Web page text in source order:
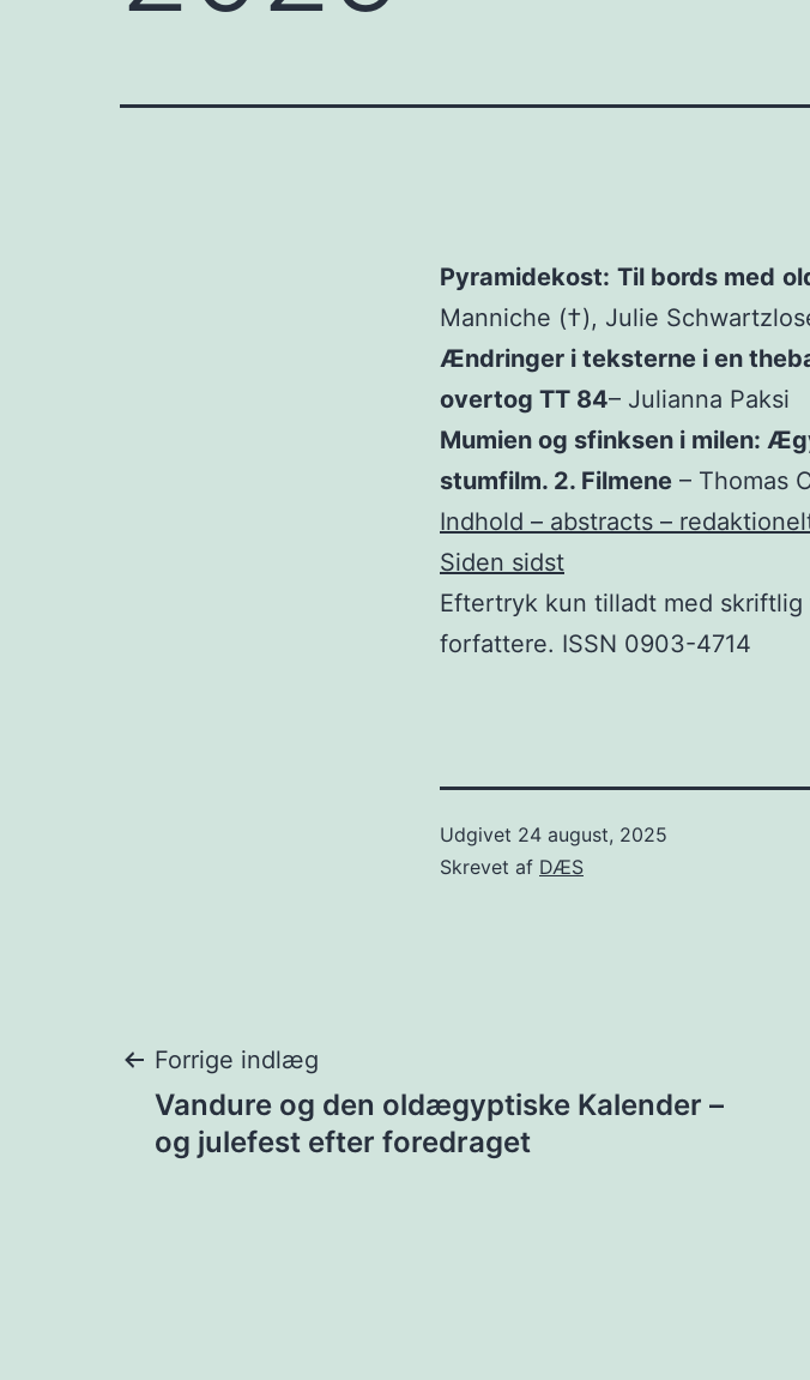
Pyramidekost: Til bords med
Manniche (†), Julie
Ændringer i teksterne i en
overtog TT 84– Julianna Paksi
Mumien og sfinksen i milen:
stumfilm. 2. Filmene – Thomas
Indhold – abstracts –
Siden sidst
Eftertryk kun tilladt med
forfattere. ISSN 0903-4714
Udgivet 24 august, 2025
Skrevet af DÆS
Indlægsnavigation
Forrige indlæg
Vandure og den oldægyptiske Kalender –
og julefest efter foredraget